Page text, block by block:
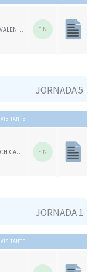
VALENCIA CH 1924 FIN
JORNADA 5
VISITANTE
CH CARPESA FIN
JORNADA 1
VISITANTE